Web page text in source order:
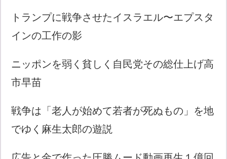
トランプに戦争させたイスラエル〜エプスタ
インの工作の影
ニッポンを弱く貧しく自民党その総仕上げ高
市早苗
戦争は「老人が始めて若者が死ぬもの」を地
でゆく麻生太郎の遊説